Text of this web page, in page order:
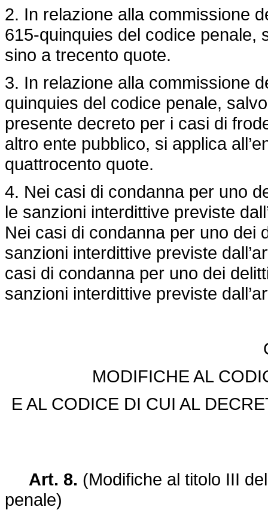
2. In relazione alla commissione
615-quinquies del codice penale,
sino a trecento quote.
3. In relazione alla commissione
quinquies del codice penale,
presente decreto per i casi di
altro ente pubblico, si applica
quattrocento quote.
4. Nei casi di condanna per uno
le sanzioni interdittive previste
Nei casi di condanna per uno dei
sanzioni interdittive previste
casi di condanna per uno dei
sanzioni interdittive previste
MODIFICHE AL
E AL CODICE DI CUI AL
Art. 8. (Modifiche al titolo III
penale)